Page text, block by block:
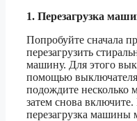
1. Перезагрузка
Попробуйте сначала
перезагрузить
машину. Для этого
помощью
подождите несколько
затем снова включите.
перезагрузка машины